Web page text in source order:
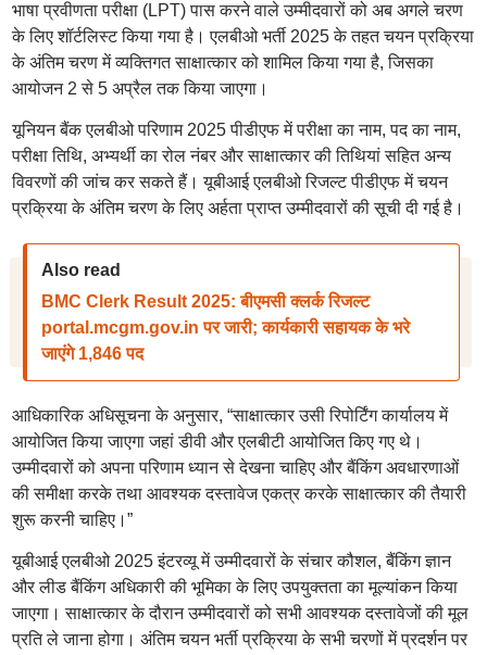
भाषा प्रवीणता परीक्षा (LPT) पास करने वाले उम्मीदवारों को अब अगले चरण
के लिए शॉर्टलिस्ट किया गया है। एलबीओ भर्ती 2025 के तहत चयन प्रक्रिया
के अंतिम चरण में व्यक्तिगत साक्षात्कार को शामिल किया गया है, जिसका
आयोजन 2 से 5 अप्रैल तक किया जाएगा।
यूनियन बैंक एलबीओ परिणाम 2025 पीडीएफ में परीक्षा का नाम, पद का नाम,
परीक्षा तिथि, अभ्यर्थी का रोल नंबर और साक्षात्कार की तिथियां सहित अन्य
विवरणों की जांच कर सकते हैं। यूबीआई एलबीओ रिजल्ट पीडीएफ में चयन
प्रक्रिया के अंतिम चरण के लिए अर्हता प्राप्त उम्मीदवारों की सूची दी गई है।
Also read
BMC Clerk Result 2025: बीएमसी क्लर्क रिजल्ट
portal.mcgm.gov.in पर जारी; कार्यकारी सहायक के भरे
जाएंगे 1,846 पद
आधिकारिक अधिसूचना के अनुसार, “साक्षात्कार उसी रिपोर्टिंग कार्यालय में
आयोजित किया जाएगा जहां डीवी और एलबीटी आयोजित किए गए थे।
उम्मीदवारों को अपना परिणाम ध्यान से देखना चाहिए और बैंकिंग अवधारणाओं
की समीक्षा करके तथा आवश्यक दस्तावेज एकत्र करके साक्षात्कार की तैयारी
शुरू करनी चाहिए।”
यूबीआई एलबीओ 2025 इंटरव्यू में उम्मीदवारों के संचार कौशल, बैंकिंग ज्ञान
और लीड बैंकिंग अधिकारी की भूमिका के लिए उपयुक्तता का मूल्यांकन किया
जाएगा। साक्षात्कार के दौरान उम्मीदवारों को सभी आवश्यक दस्तावेजों की मूल
प्रति ले जाना होगा। अंतिम चयन भर्ती प्रक्रिया के सभी चरणों में प्रदर्शन पर